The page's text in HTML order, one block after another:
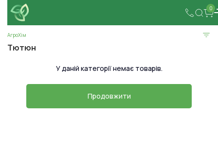
0
АгроХім
Тютюн
У даній категорії немає товарів.
Продовжити